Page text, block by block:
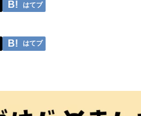
はてブ
はてブ